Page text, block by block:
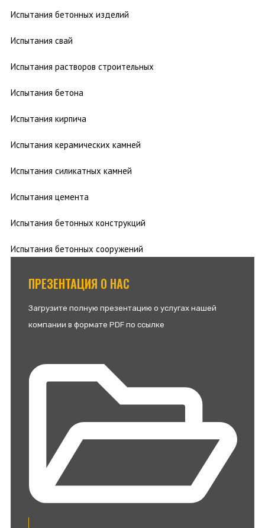
Испытания бетонных изделий
Испытания свай
Испытания растворов строительных
Испытания бетона
Испытания кирпича
Испытания керамических камней
Испытания силикатных камней
Испытания цемента
Испытания бетонных конструкций
Испытания бетонных сооружений
ПРЕЗЕНТАЦИЯ О НАС
Загрузите полную презентацию о услугах нашей
компании в формате PDF по ссылке